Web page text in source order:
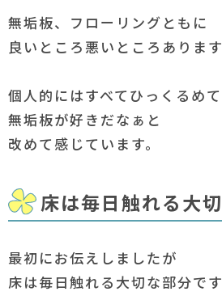
無垢板、フローリングともに
良いところ悪いところありま
個人的にはすべてひっくるめて
無垢板が好きだなぁと
改めて感じています。
床は毎日触れる大
最初にお伝えしましたが
床は毎日触れる大切な部分です